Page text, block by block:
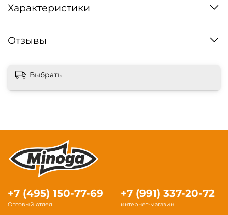
Характеристики
Отзывы
Выбрать
+7 (495) 150-77-69
Оптовый отдел
+7 (991) 337-20-72
интернет-магазин